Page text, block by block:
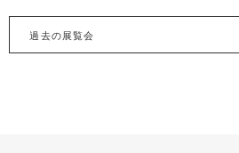
過去の展覧会